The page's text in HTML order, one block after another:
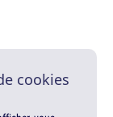
cookies